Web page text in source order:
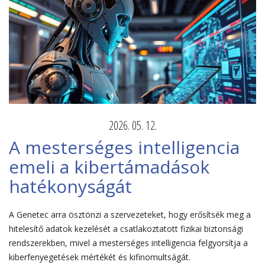
2026. 05. 12.
A mesterséges intelligencia
emeli a kibertámadások
hatékonyságát
A Genetec arra ösztönzi a szervezeteket, hogy erősítsék meg a
hitelesítő adatok kezelését a csatlakoztatott fizikai biztonsági
rendszerekben, mivel a mesterséges intelligencia felgyorsítja a
kiberfenyegetések mértékét és kifinomultságát.